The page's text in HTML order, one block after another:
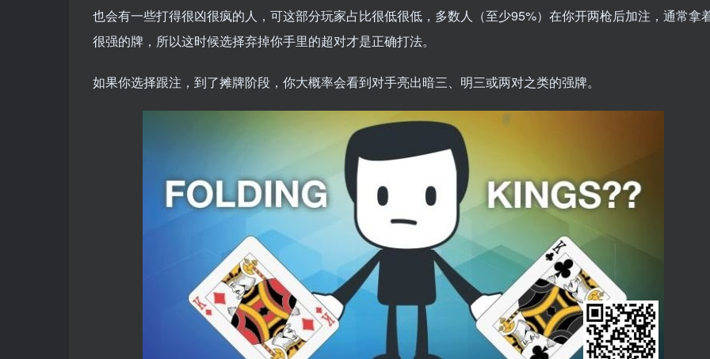
也会有一些打得很凶很疯的人，可这部分玩家占比很低很低，多数人（至少95%）在你开两枪后加注，通常拿
很强的牌，所以这时候选择弃掉你手里的超对才是正确打法。
如果你选择跟注，到了摊牌阶段，你大概率会看到对手亮出暗三、明三或两对之类的强牌。